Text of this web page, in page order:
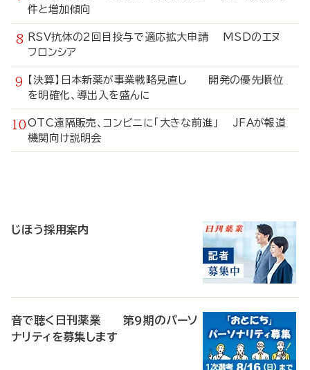
件と増加傾向
RSV抗体の2回目投与で適応拡大申請 MSDのエヌ
フロンシア
【決算】日本新薬が事業戦略見直し 開発の優先順位
を明確化、導出入を盛んに
OTC遠隔販売、コンビニに「大きな前進」 JFAが報道
機関向け説明会
じほう採用案内
音で聴く日刊薬業 第9期のパーソ
ナリティを募集します